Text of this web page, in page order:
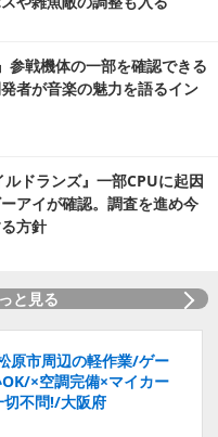
参戦機体の一部を確認できる
者が音楽の魅力を語るイン
ルドランズ』一部CPUに起因
アイが確認。調査を進め今
方針
と見る
原市周辺の軽作業/ゲー
×空調完備×マイカー
切不問!/大阪府